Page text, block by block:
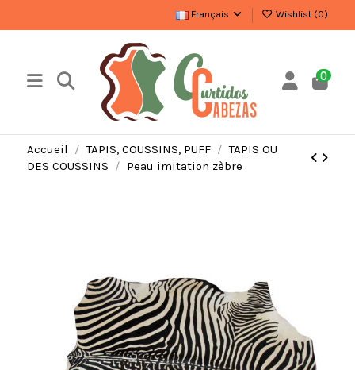
Français Wishlist (0)
0
Accueil TAPIS, COUSSINS, PUFF
TAPIS OU
DES COUSSINS
Peau imitation zèbre